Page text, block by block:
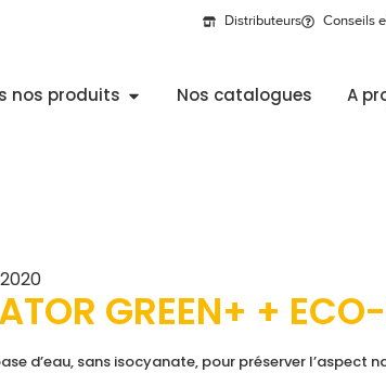
Distributeurs Conseils
nos produits Nos catalogues
A
GREEN+ +
d’eau, sans isocyanate, pour préserver l’aspect